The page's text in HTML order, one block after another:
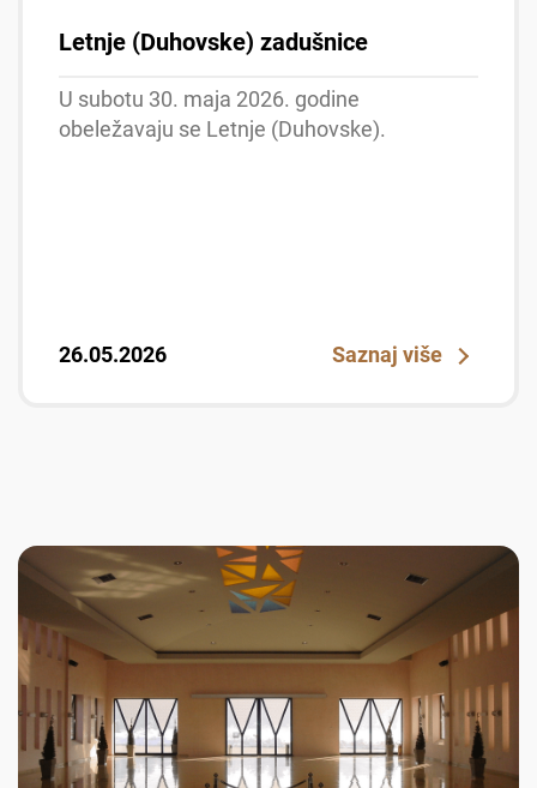
Letnje (Duhovske) zadušnice
U subotu 30. maja 2026. godine
obeležavaju se Letnje (Duhovske).
26.05.2026 Saznaj više